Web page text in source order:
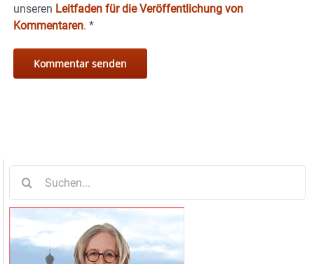
unseren Leitfaden für die Veröffentlichung von
Kommentaren. *
nach: